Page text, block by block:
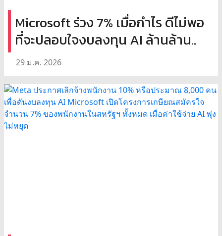
Microsoft ร่วง 7% เมื่อกำไร ดีไม่พอ
ที่จะปลอบใจงบลงทุน AI ล้านล้าน..
29 ม.ค. 2026